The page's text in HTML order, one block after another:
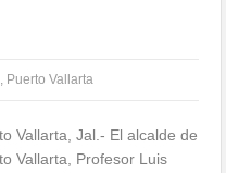
, Puerto Vallarta
Vallarta, Jal.- El alcalde de
Vallarta, Profesor Luis